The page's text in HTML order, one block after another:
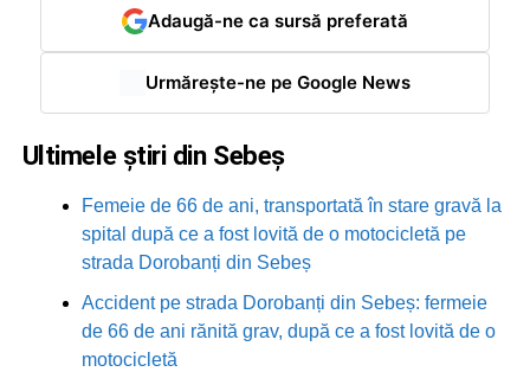
Adaugă-ne ca sursă preferată
Urmărește-ne pe Google News
Ultimele știri din Sebeș
Femeie de 66 de ani, transportată în stare gravă la
spital după ce a fost lovită de o motocicletă pe
strada Dorobanți din Sebeș
Accident pe strada Dorobanți din Sebeș: fermeie
de 66 de ani rănită grav, după ce a fost lovită de o
motocicletă